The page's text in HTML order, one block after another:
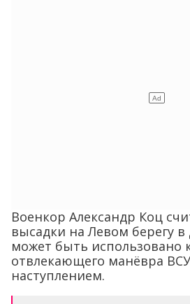
Военкор Александр Коц
высадки на Левом берегу
может быть использовано
отвлекающего манёвра
наступлением.